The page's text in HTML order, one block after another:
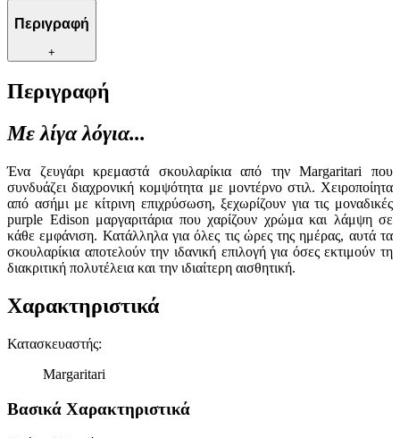
Περιγραφή
+
Περιγραφή
Με λίγα λόγια...
Ένα ζευγάρι κρεμαστά σκουλαρίκια από την Margaritari που
συνδυάζει διαχρονική κομψότητα με μοντέρνο στιλ. Χειροποίητα
από ασήμι με κίτρινη επιχρύσωση, ξεχωρίζουν για τις μοναδικές
purple Edison μαργαριτάρια που χαρίζουν χρώμα και λάμψη σε
κάθε εμφάνιση. Κατάλληλα για όλες τις ώρες της ημέρας, αυτά τα
σκουλαρίκια αποτελούν την ιδανική επιλογή για όσες εκτιμούν τη
διακριτική πολυτέλεια και την ιδιαίτερη αισθητική.
Χαρακτηριστικά
Κατασκευαστής:
Margaritari
Βασικά Χαρακτηριστικά